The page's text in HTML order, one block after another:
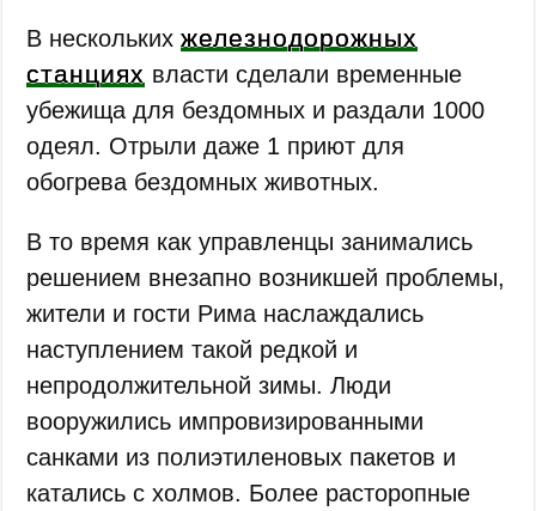
В несколькихжелезнодорожных
станциях власти сделали временные
убежища для бездомных и раздали 1000
одеял. Отрыли даже 1 приют для
обогрева бездомных животных.
В то время как управленцы занимались
решением внезапно возникшей проблемы,
жители и гости Рима наслаждались
наступлением такой редкой и
непродолжительной зимы. Люди
вооружились импровизированными
санками из полиэтиленовых пакетов и
катались с холмов. Более расторопные